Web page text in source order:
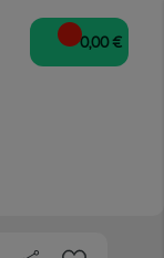
0,00 €